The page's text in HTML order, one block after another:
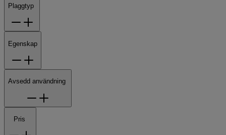
Plaggtyp
Egenskap
Avsedd användning
Pris